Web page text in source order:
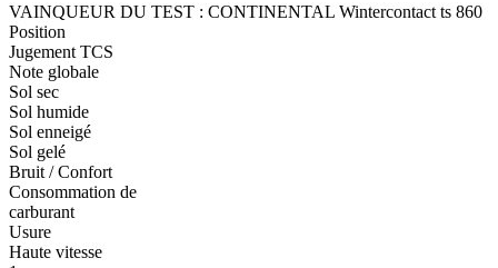
VAINQUEUR DU TEST : CONTINENTAL Wintercontact ts 860
Position
Jugement TCS
Note globale
Sol sec
Sol humide
Sol enneigé
Sol gelé
Bruit / Confort
Consommation de
carburant
Usure
Haute vitesse